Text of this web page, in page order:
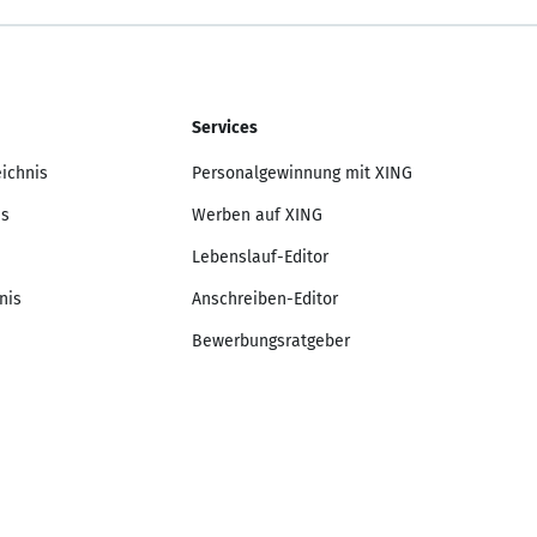
Services
Personalgewinnung mit XING
Werben auf XING
Lebenslauf-Editor
Anschreiben-Editor
Bewerbungsratgeber